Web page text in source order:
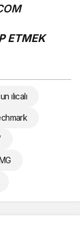
ETMEK
ılıcalı